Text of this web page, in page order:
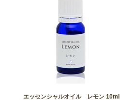
エッセンシャルオイル レモン 10ml